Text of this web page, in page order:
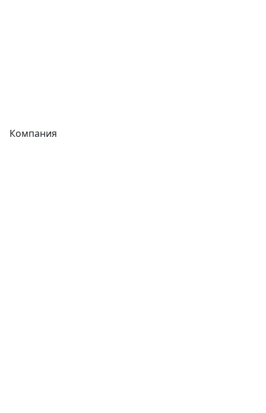
Компания